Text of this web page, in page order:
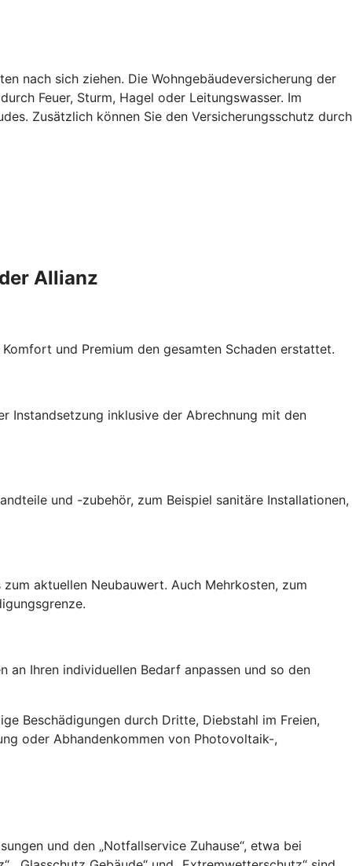
nach sich ziehen. Die Wohngebäudeversicherung der
Feuer, Sturm, Hagel oder Leitungswasser. Im
Zusätzlich können Sie den Versicherungsschutz durch
Allianz
und Premium den gesamten Schaden erstattet.
Instandsetzung inklusive der Abrechnung mit den
und -zubehör, zum Beispiel sanitäre Installationen,
aktuellen Neubauwert. Auch Mehrkosten, zum
an Ihren individuellen Bedarf anpassen und so den
Beschädigungen durch Dritte, Diebstahl im Freien,
oder Abhandenkommen von Photovoltaik-,
und den „Notfallservice Zuhause“, etwa bei